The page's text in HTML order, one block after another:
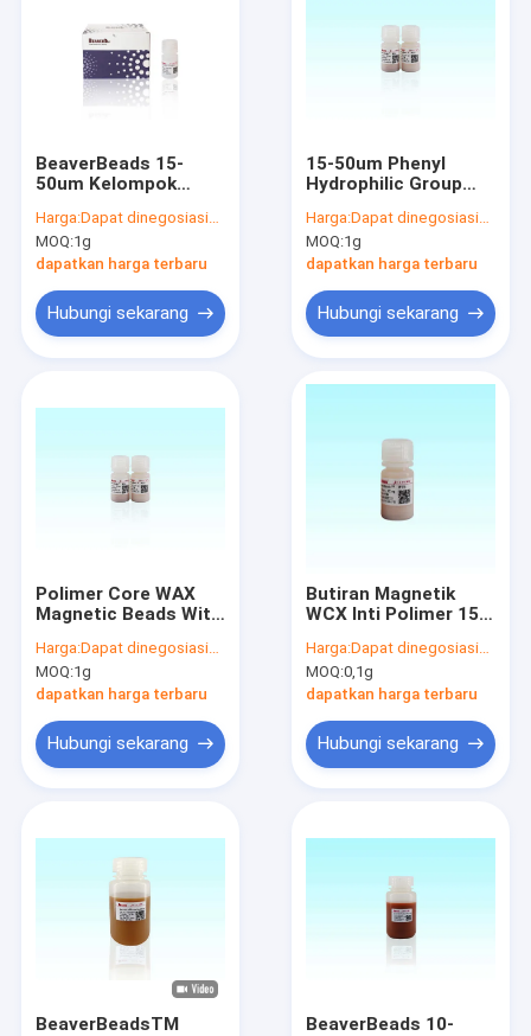
Video
Kontrol kualitas
Hubungi kami
Quote request suatu
Manik-manik Magnet Silika
Manik-manik Polimer Magnetik
Manik-manik Agarosa Magnetik
BeaverBeads 15-
50um Kelompok
NanoPartikel Manik
Manik
Harga:Dapat dinegosiasikan
MOQ:1g
dapatkan harga terbaru
Hubungi sekarang
15-50um Phenyl
Hydrophilic Group
NanoParticles Untuk
Manik Manik Fe3O4
Inti Magnetik
Harga:Dapat dinegosiasikan
MOQ:1g
dapatkan harga terbaru
Hubungi sekarang
Polimer Core WAX
Magnetic Beads With
Adsorbent Substrate
Fe3O4 Magnetic Core
BeaverBeads MSPE
Harga:Dapat dinegosiasikan
MOQ:1g
dapatkan harga terbaru
Hubungi sekarang
Butiran Magnetik
WCX Inti Polimer 15-
Magnetik Fe3O4 dan
Luas Permukaan
Spesifik Tinggi 700-
Harga:Dapat dinegosiasikan
MOQ:0,1g
dapatkan harga terbaru
Hubungi sekarang
BeaverBeadsTM
BeaverBeads 10-